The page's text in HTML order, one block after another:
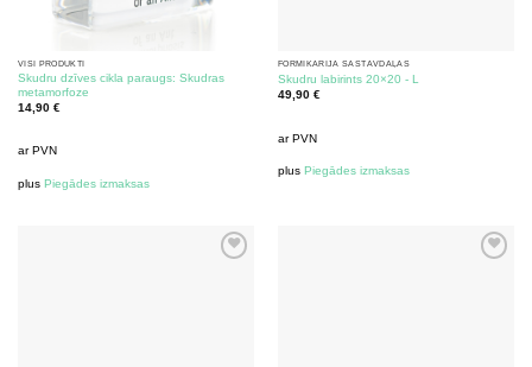
VISI PRODUKTI
Skudru dzīves cikla paraugs: Skudras
metamorfoze
14,90 €
ar PVN
plus Piegādes izmaksas
FORMIKĀRIJA SASTĀVDAĻAS
Skudru labirints 20×20 - L
49,90 €
ar PVN
plus Piegādes izmaksas